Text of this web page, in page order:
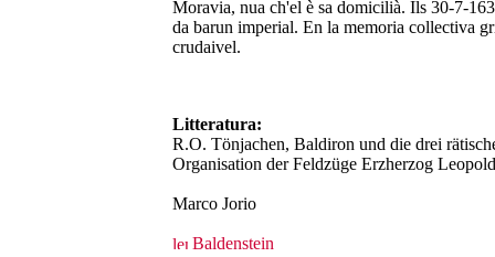
Moravia, nua ch'el è sa domicilià. Ils 30-7-
da barun imperial. En la memoria collectiva
crudaivel.
Litteratura:
R.O. Tönjachen, Baldiron und die drei
Organisation der Feldzüge Erzherzog
Marco Jorio
Baldenstein